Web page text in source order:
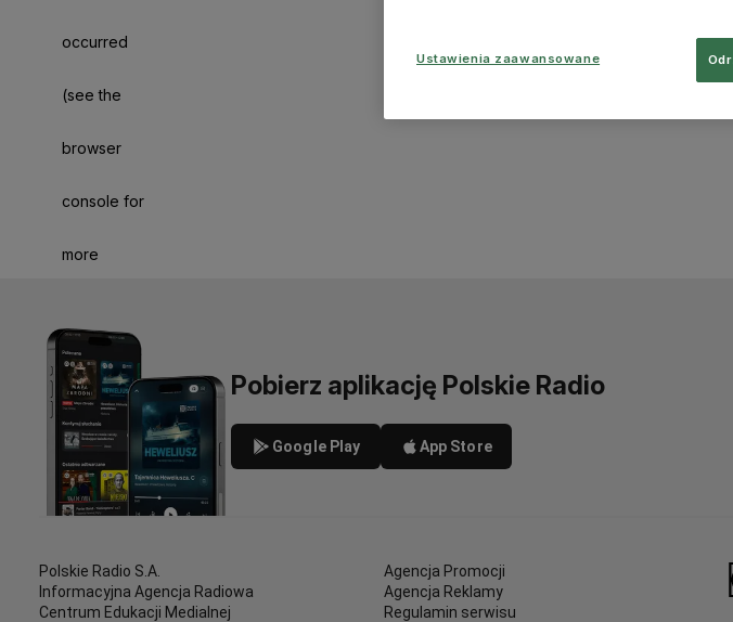
occurred
(see the
browser
console for
more
Pobierz aplikację Polskie Radio
Google Play App Store
Polskie Radio S.A.
Informacyjna Agencja Radiowa
Centrum Edukacji Medialnej
Agencja Promocji
Agencja Reklamy
Regulamin serwisu
Ustawienia zaawansowane